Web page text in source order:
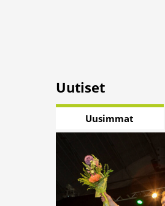
Uutiset
Uusimmat